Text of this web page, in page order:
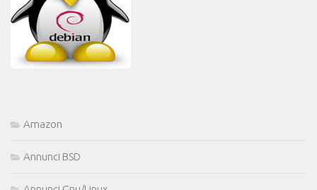
Amazon
Annunci BSD